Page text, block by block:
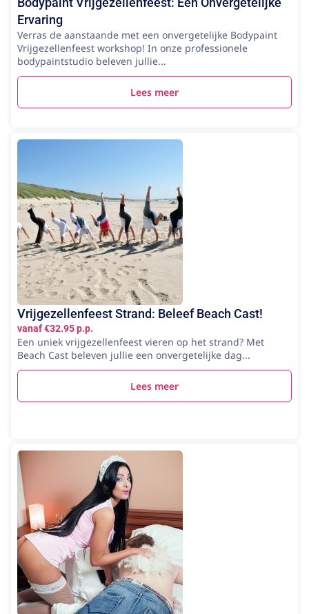
Ervaring
Verras de aanstaande met een onvergetelijke Bodypaint
Vrijgezellenfeest workshop! In onze professionele
bodypaintstudio beleven jullie...
Lees meer
Vrijgezellenfeest Strand: Beleef Beach Cast!
vanaf €32.95 p.p.
Een uniek vrijgezellenfeest vieren op het strand? Met
Beach Cast beleven jullie een onvergetelijke dag...
Lees meer